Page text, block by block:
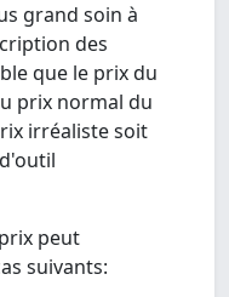
grand soin à
des
que le prix du
prix normal du
irréaliste soit
peut
suivants: